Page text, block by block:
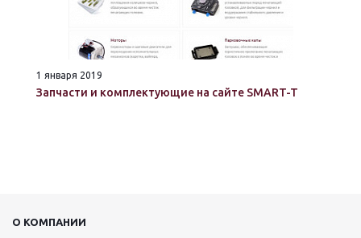
1 января 2019
Запчасти и комплектующие на сайте SMART-T
О КОМПАНИИ